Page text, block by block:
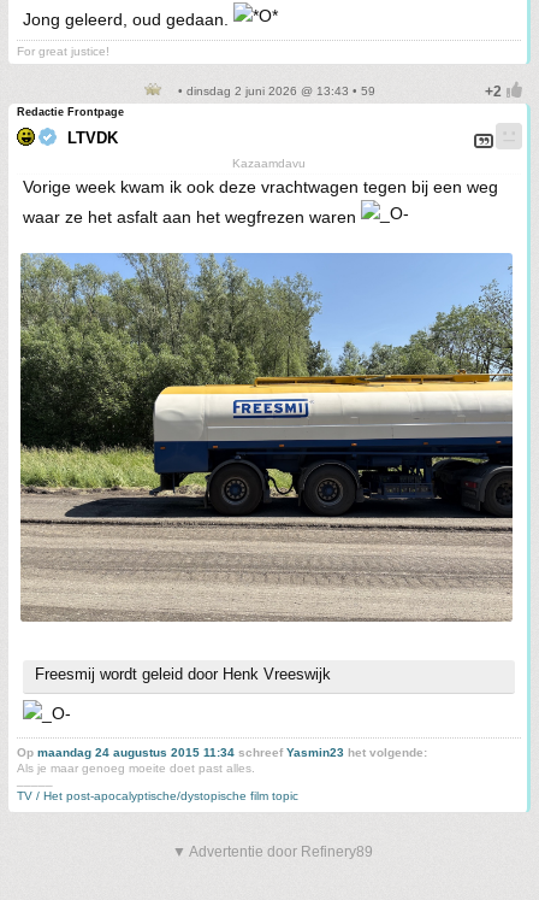
Jong geleerd, oud gedaan.
For great justice!
• dinsdag 2 juni 2026 @ 13:43 • 59
Redactie Frontpage
LTVDK
Kazaamdavu
Vorige week kwam ik ook deze vrachtwagen tegen bij een weg
waar ze het asfalt aan het wegfrezen waren
Freesmij wordt geleid door Henk Vreeswijk
Op maandag 24 augustus 2015 11:34 schreefYasmin23 het volgende:
Als je maar genoeg moeite doet past alles.
TV / Het post-apocalyptische/dystopische film topic
▼ Advertentie door Refinery89